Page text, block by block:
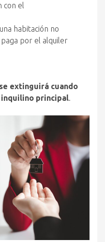
con el
habitación no
por el alquiler
extinguirá cuando
principal.